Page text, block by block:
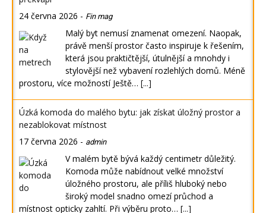
24 června 2026 - Fin mag
Malý byt nemusí znamenat omezení. Naopak,
právě menší prostor často inspiruje k řešením,
která jsou praktičtější, útulnější a mnohdy i
stylovější než vybavení rozlehlých domů. Méně
prostoru, více možností Ještě… [...]
Úzká komoda do malého bytu: jak získat úložný prostor a
nezablokovat místnost
17 června 2026 - admin
V malém bytě bývá každý centimetr důležitý.
Komoda může nabídnout velké množství
úložného prostoru, ale příliš hluboký nebo
široký model snadno omezí průchod a
místnost opticky zahltí. Při výběru proto… [...]